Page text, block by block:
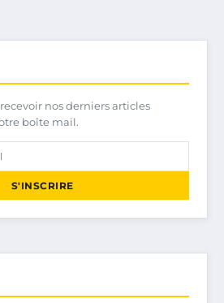
nos derniers articles
boîte mail.
S'INSCRIRE